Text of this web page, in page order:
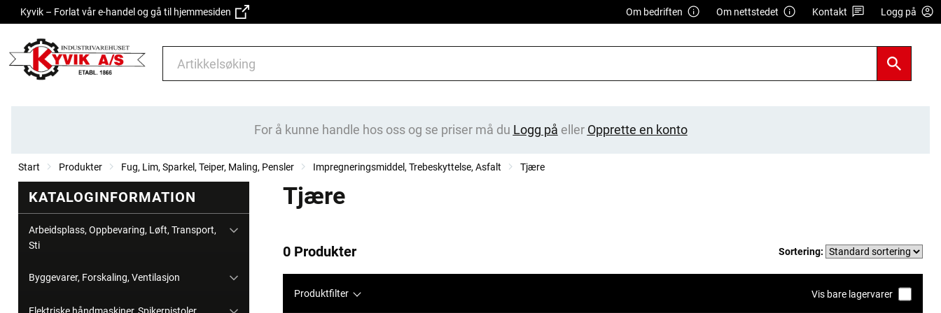
Kyvik – Forlat vår e-handel og gå til hjemmesiden Om bedriften Om nettstedet Kontakt Logg på
For å kunne handle hos oss og se priser må du Logg på eller Opprette en konto
Start Produkter Fug, Lim, Sparkel, Teiper, Maling, Pensler Impregneringsmiddel, Trebeskyttelse, Asfalt Tjære
KATALOGINFORMATION
Arbeidsplass, Oppbevaring, Løft, Transport,
Sti
Byggevarer, Forskaling, Ventilasjon
Tjære
0 Produkter Sortering:
Produktfilter Vis bare lagervarer